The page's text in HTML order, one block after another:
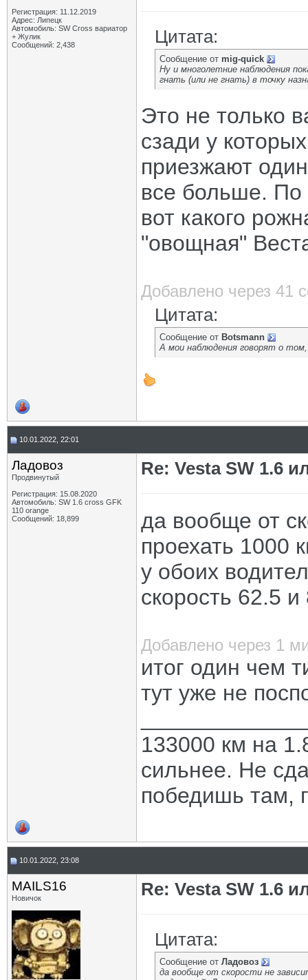
Регистрация: 11.12.2019
Адрес: Липецк
Автомобиль: SW Cross вариатор
+ Жулик
Сообщений: 2,438
Цитата:
Сообщение от mig-quick
Ну и многолетние наблюдения
гнать (или не гнать) в точку
Это не только
сзади у
приезжают
все больше. По
вот какого
"овощная"
Добавлено через 41
Цитата:
Сообщение от Botsmann
А мои наблюдения говорят о
10.01.2022, 22:01
Ладовоз
Продвинутый
Регистрация: 15.08.2020
Автомобиль: SW 1.6 cross GFK
110 orange
Сообщений: 18,899
Re: Vesta SW 1.6
да вообще от
проехать 1000
у обоих
скорость 62.5
Добавлено через 1
итог один чем
тут уже не
133000 км на
сильнее. Не
победишь там,
10.01.2022, 23:08
MAILS16
Новичок Re: Vesta SW 1.6
Цитата:
Сообщение от Ладовоз
да вообще от скорости не